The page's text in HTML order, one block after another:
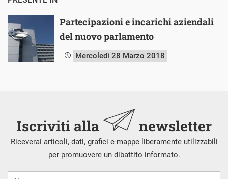
Partecipazioni e incarichi aziendali
del nuovo parlamento
Mercoledì 28 Marzo 2018
Iscriviti alla newsletter
Riceverai articoli, dati, grafici e mappe liberamente utilizzabili
per promuovere un dibattito informato.